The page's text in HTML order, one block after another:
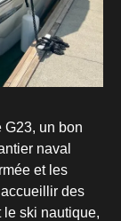
G23, un bon
naval
et les
des
le ski nautique,